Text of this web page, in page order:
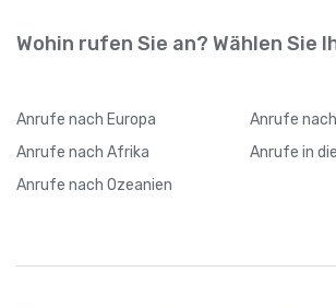
Wohin rufen Sie an? Wählen Sie
Anrufe nach Europa Anrufe
Anrufe nach Afrika Anrufe in
Anrufe nach Ozeanien